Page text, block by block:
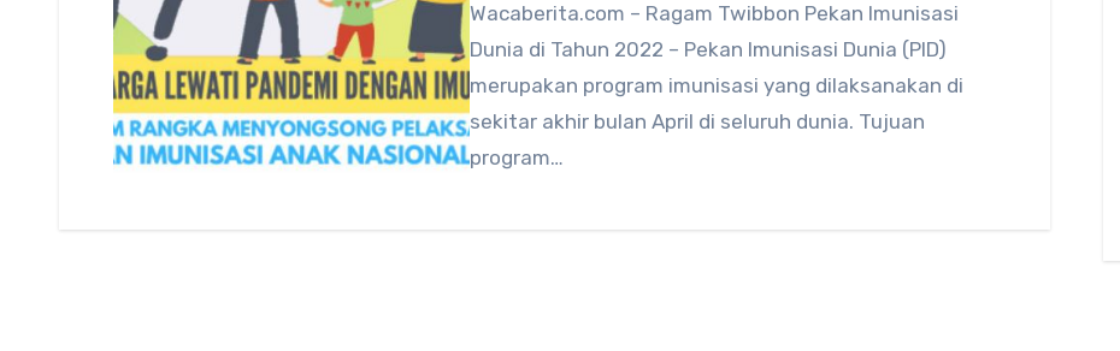
Wacaberita.com – Ragam Twibbon Pekan Imunisasi
Dunia di Tahun 2022 – Pekan Imunisasi Dunia (PID)
merupakan program imunisasi yang dilaksanakan di
sekitar akhir bulan April di seluruh dunia. Tujuan
program…